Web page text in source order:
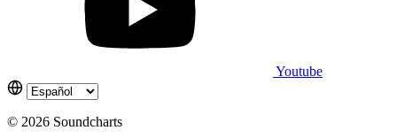
Youtube
© 2026 Soundcharts